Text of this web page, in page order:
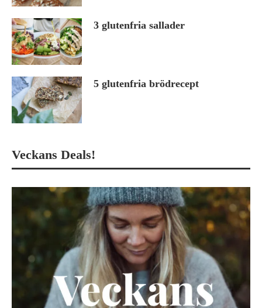
3 glutenfria sallader
5 glutenfria brödrecept
Veckans Deals!